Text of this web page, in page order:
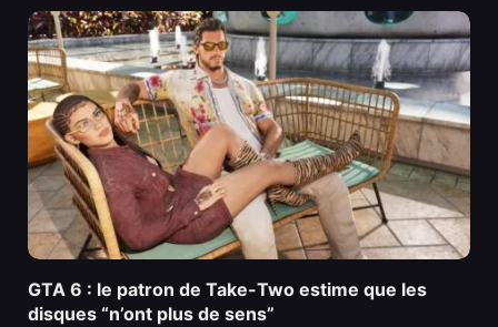
GTA 6 : le patron de Take-Two estime que les
disques “n’ont plus de sens”